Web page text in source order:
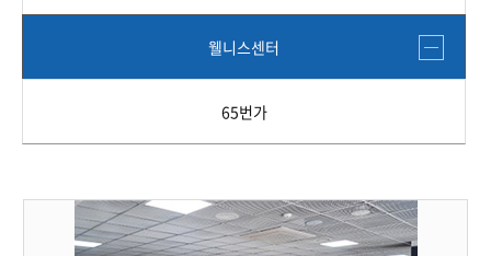
웰니스센터
65번가